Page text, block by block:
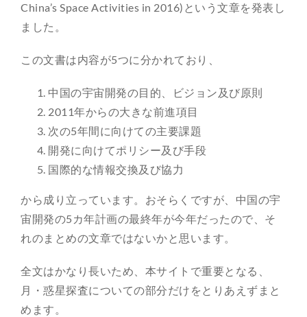
China’s Space Activities in 2016)という文章を発表し
ました。
この文書は内容が5つに分かれており、
中国の宇宙開発の目的、ビジョン及び原則
2011年からの大きな前進項目
次の5年間に向けての主要課題
開発に向けてポリシー及び手段
国際的な情報交換及び協力
から成り立っています。おそらくですが、中国の宇
宙開発の5カ年計画の最終年が今年だったので、そ
れのまとめの文章ではないかと思います。
全文はかなり長いため、本サイトで重要となる、
月・惑星探査についての部分だけをとりあえずまと
めます。